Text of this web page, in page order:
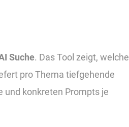
Suche. Das Tool zeigt, welche
pro Thema tiefgehende
und konkreten Prompts je